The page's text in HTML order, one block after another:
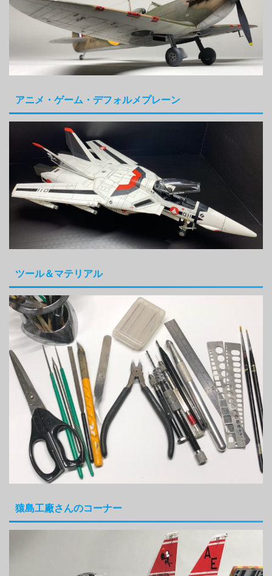
アニメ・ゲーム・デフォルメプレーン
ツール＆マテリアル
猿島工廠さんのコーナー